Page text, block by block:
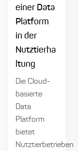
einer Data
Platform
in der
Nutztierha
ltung
Die Cloud-
basierte
Data
Platform
bietet
Nutztierbetrieben